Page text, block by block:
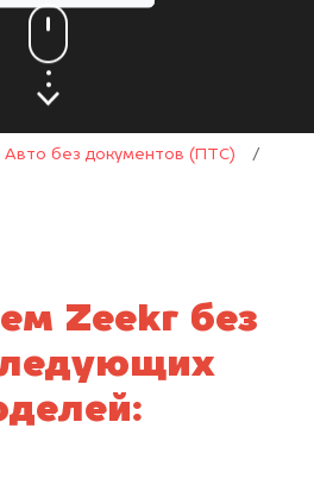
Авто без документов (ПТС)
/
Zeekr без